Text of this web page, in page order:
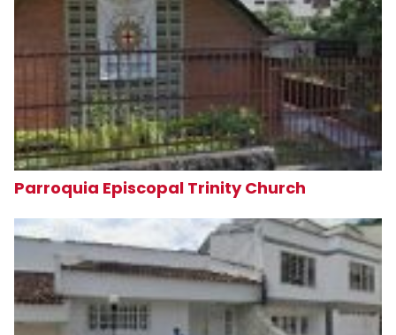
Parroquia Episcopal Trinity Church